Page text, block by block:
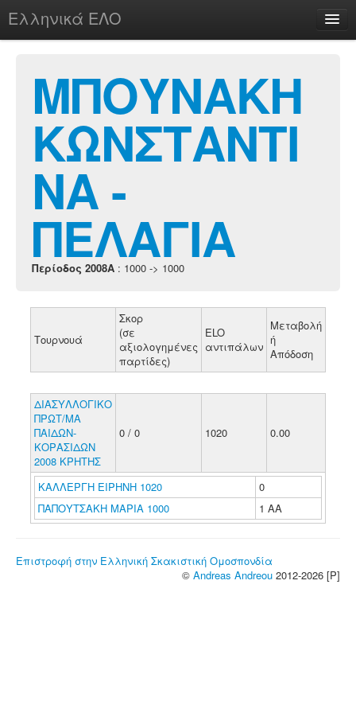
Ελληνικά ΕΛΟ
chesstu.be @ discord
Login
ΜΠΟΥΝΑΚΗ
ΚΩΝΣΤΑΝΤΙ
ΝΑ -
ΠΕΛΑΓΙΑ
Περίοδος 2008A : 1000 -> 1000
Τουρνουά
Σκορ
(σε
αξιολογημένες
παρτίδες)
ELO
αντιπάλων
Μεταβολή
ή
Απόδοση
ΔΙΑΣΥΛΛΟΓΙΚΟ
ΠΡΩΤ/ΜΑ
ΠΑΙΔΩΝ-
ΚΟΡΑΣΙΔΩΝ
2008 ΚΡΗΤΗΣ
0 / 0 1020 0.00
ΚΑΛΛΕΡΓΗ ΕΙΡΗΝΗ 1020
0
ΠΑΠΟΥΤΣΑΚΗ ΜΑΡΙΑ 1000
1 ΑΑ
Επιστροφή στην Ελληνική Σκακιστική Ομοσπονδία
© Andreas Andreou 2012-2026 [P]